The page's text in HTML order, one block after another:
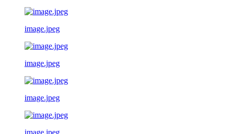
image.jpeg
image.jpeg
image.jpeg
image.jpeg